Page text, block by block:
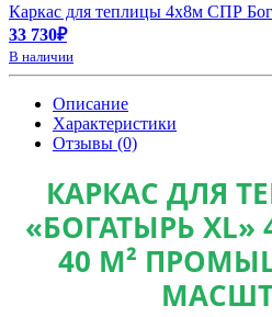
Каркас для теплицы 4х8м СПР
33 730₽
В наличии
Описание
Характеристики
Отзывы (0)
КАРКАС ДЛЯ
«БОГАТЫРЬ XL»
40 М²